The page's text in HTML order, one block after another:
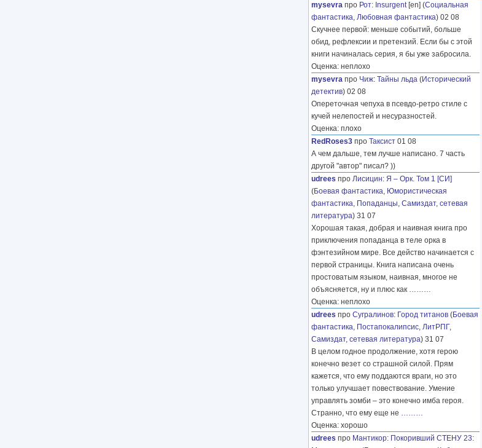
mysevra про Рот: Insurgent[en] (Социальная
фантастика, Любовная фантастика) 02 08
Скучнее первой: меньше событий, больше
обид, рефлексии и претензий. Если бы с этой
книги начиналась серия, я бы уже забросила.
Оценка: неплохо
mysevra про Чиж: Тайны льда (Исторический
детектив) 02 08
Опереточная чепуха в псевдо-ретро стиле с
кучей нелепостей и несуразностей.
Оценка: плохо
RedRoses3 про Таксист 01 08
А чем дальше, тем лучше написано. 7 часть
другой "автор" писал? ))
udrees про Лисицин: Я – Орк. Том 1 [СИ]
(Боевая фантастика, Юмористическая
фантастика, Попаданцы, Самиздат, сетевая
литература) 31 07
Хорошая такая, добрая и наивная книга про
приключения попаданца в теле орка в
фэнтезийном мире. Все действо начинается с
первой страницы. Книга написана очень
простоватым языком, наивная, многое не
объясняется, ну и плюс как ………
Оценка: неплохо
udrees про Сугралинов: Город титанов (Боевая
фантастика, Постапокалипсис, ЛитРПГ,
Самиздат, сетевая литература) 31 07
В целом годное продолжение, хотя герою
конечно везет со страшной силой. Прям
кажется, что ему поддаются враги, но это
только улучшает повествование. Умение
управлять зомби – это конечно имба героя.
Странно, что ему еще не ………
Оценка: хорошо
udrees про Мантикор: Покоривший СТЕНУ 23: